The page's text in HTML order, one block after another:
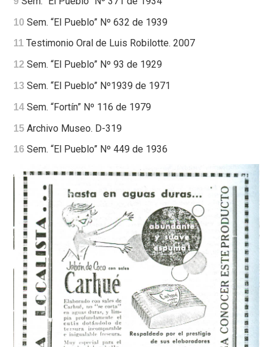
10 Sem. “El Pueblo” Nº 632 de 1939
11 Testimonio Oral de Luis Robilotte. 2007
12 Sem. “El Pueblo” Nº 93 de 1929
13 Sem. “El Pueblo” Nº1939 de 1971
14 Sem. “Fortín” Nº 116 de 1979
15 Archivo Museo. D-319
16 Sem. “El Pueblo” Nº 449 de 1936